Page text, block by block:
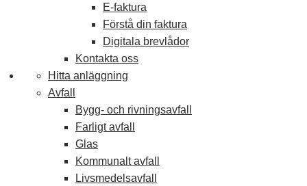
E-faktura
Förstå din faktura
Digitala brevlådor
Kontakta oss
Hitta anläggning
Avfall
Bygg- och rivningsavfall
Farligt avfall
Glas
Kommunalt avfall
Livsmedelsavfall